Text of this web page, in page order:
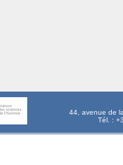
44, avenue de
Tél. :